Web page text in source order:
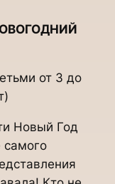
от 3 до
Новый Год
самого